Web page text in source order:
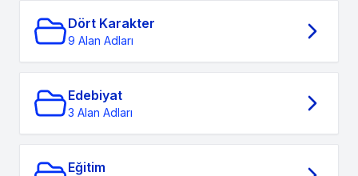
Dört Karakter
9 Alan Adları
Edebiyat
3 Alan Adları
Eğitim